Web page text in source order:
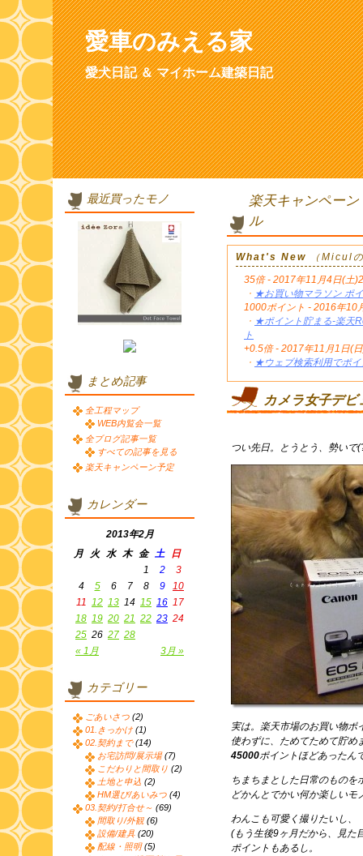
愛車のみえる家
愛犬日記 ＆ マイホーム建築日記
楽天キャンペー
ル
What's New （Micul
35倍 - 2017年11月4日(土
・ ★お買い物マラソン ポ
1000ポイント - 2016年10
・ ★ポイント貯まる-楽天
ト
+0.5倍 - 2017年11月1日(
・ ★ウェブ検索利用でポ
カメラ女子デ
つい先日。とうとう、勢いで
実は。楽天市場のお買い物ポ
使わずに、ためてためて貯め
45000ポイントほどあったん
ちまちまとした日常のものを
どかんとでかい何か楽しいモ
わんこも可愛く撮りたいし、
(もう生後9ヶ月だから、見た
ポイントもあるし。
最近買ったモノ
まとめ記事
全工程マップ
WEB内覧会一覧
全ブログ記事一覧
すべての記事を見る
楽天キャンペーン予定
カレンダー
2013年2月
月
火 水 木 金 土 日
« 1月 3月 »
1 2
3
4
5 6 7 8 9
10
11 12 13 14 15 16 17
18 19 20 21 22 23 24
25 26 27 28
カテゴリー
ごあいさつ (2)
01.きっかけ (1)
02.契約まで(14)
お宅訪問/展示場(7)
こだわりと間取り (2)
土地と申込 (2)
HM選び/あいみつ (4)
03.契約/打合せ～ (69)
間取り/外観 (6)
設備/建具 (20)
配線・照明(5)